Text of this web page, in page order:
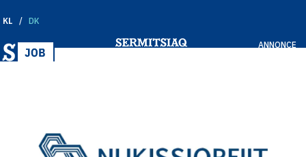
KL DK
ANNONCE